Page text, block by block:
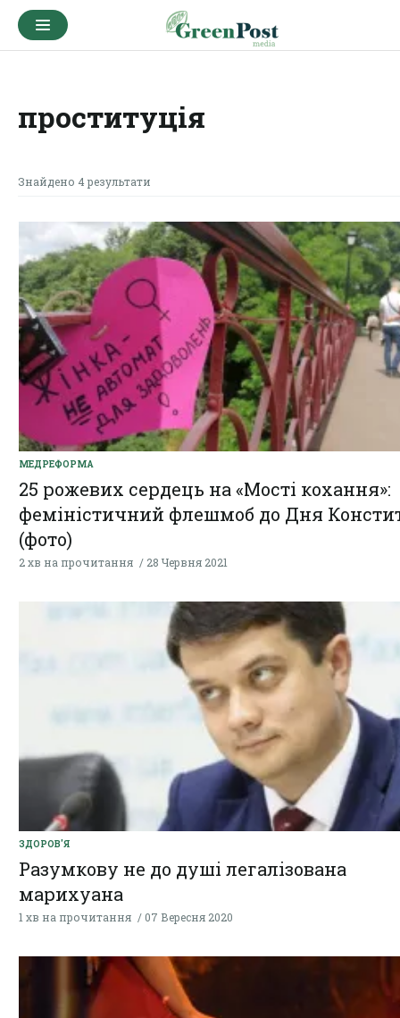
проституція
Знайдено 4 результати
МЕДРЕФОРМА
25 рожевих сердець на «Мості кохання»:
феміністичний флешмоб до Дня
(фото)
2 хв на прочитання 28 Червня 2021
ЗДОРОВ'Я
Разумкову не до душі легалізована
марихуана
1 хв на прочитання 07 Вересня 2020